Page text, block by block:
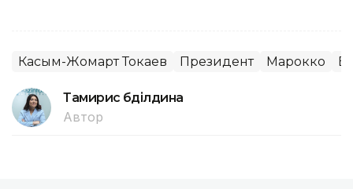
Касым-Жомарт Токаев Президент Марокко
Тамирис Әбділдина
Автор